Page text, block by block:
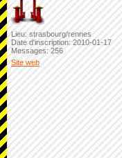
Lieu: strasbourg/rennes
Date d'inscription: 2010-01-17
Messages: 256
Site web